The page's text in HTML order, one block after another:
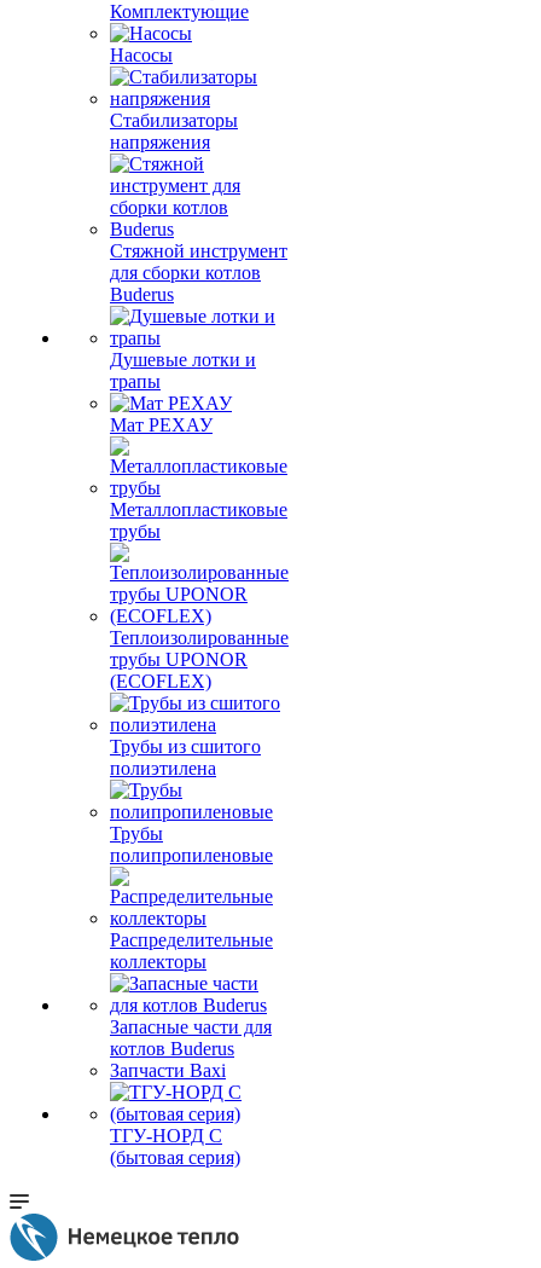
Комплектующие
Насосы
Стабилизаторы
напряжения
Стяжной инструмент
для сборки котлов
Buderus
Душевые лотки и
трапы
Мат РЕХАУ
Металлопластиковые
трубы
Теплоизолированные
трубы UPONOR
(ECOFLEX)
Трубы из сшитого
полиэтилена
Трубы
полипропиленовые
Распределительные
коллекторы
Запасные части для
котлов Buderus
Запчасти Baxi
ТГУ-НОРД С
(бытовая серия)